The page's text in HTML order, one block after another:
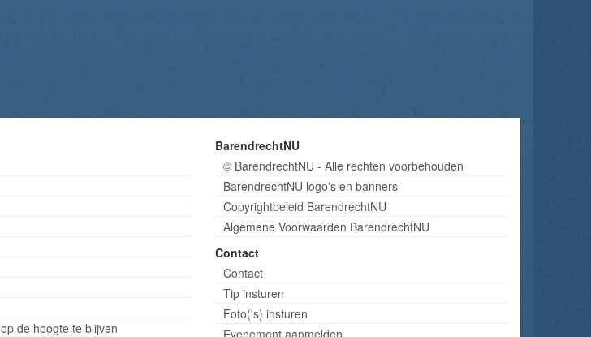
de hoogte te blijven
BarendrechtNU
© BarendrechtNU - Alle rechten voorbehouden
BarendrechtNU logo's en banners
Copyrightbeleid BarendrechtNU
Algemene Voorwaarden BarendrechtNU
Contact
Contact
Tip insturen
Foto('s) insturen